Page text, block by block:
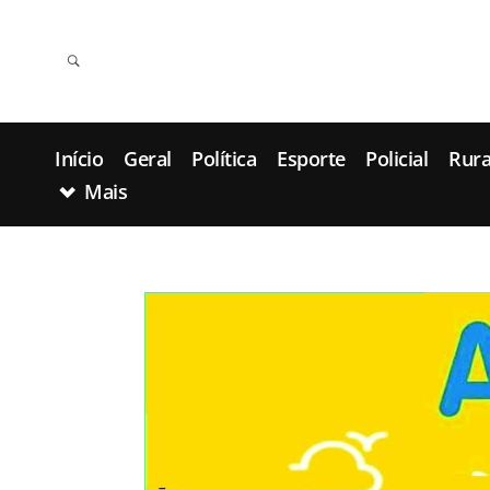
Início Geral Política Esporte Policial
Mais